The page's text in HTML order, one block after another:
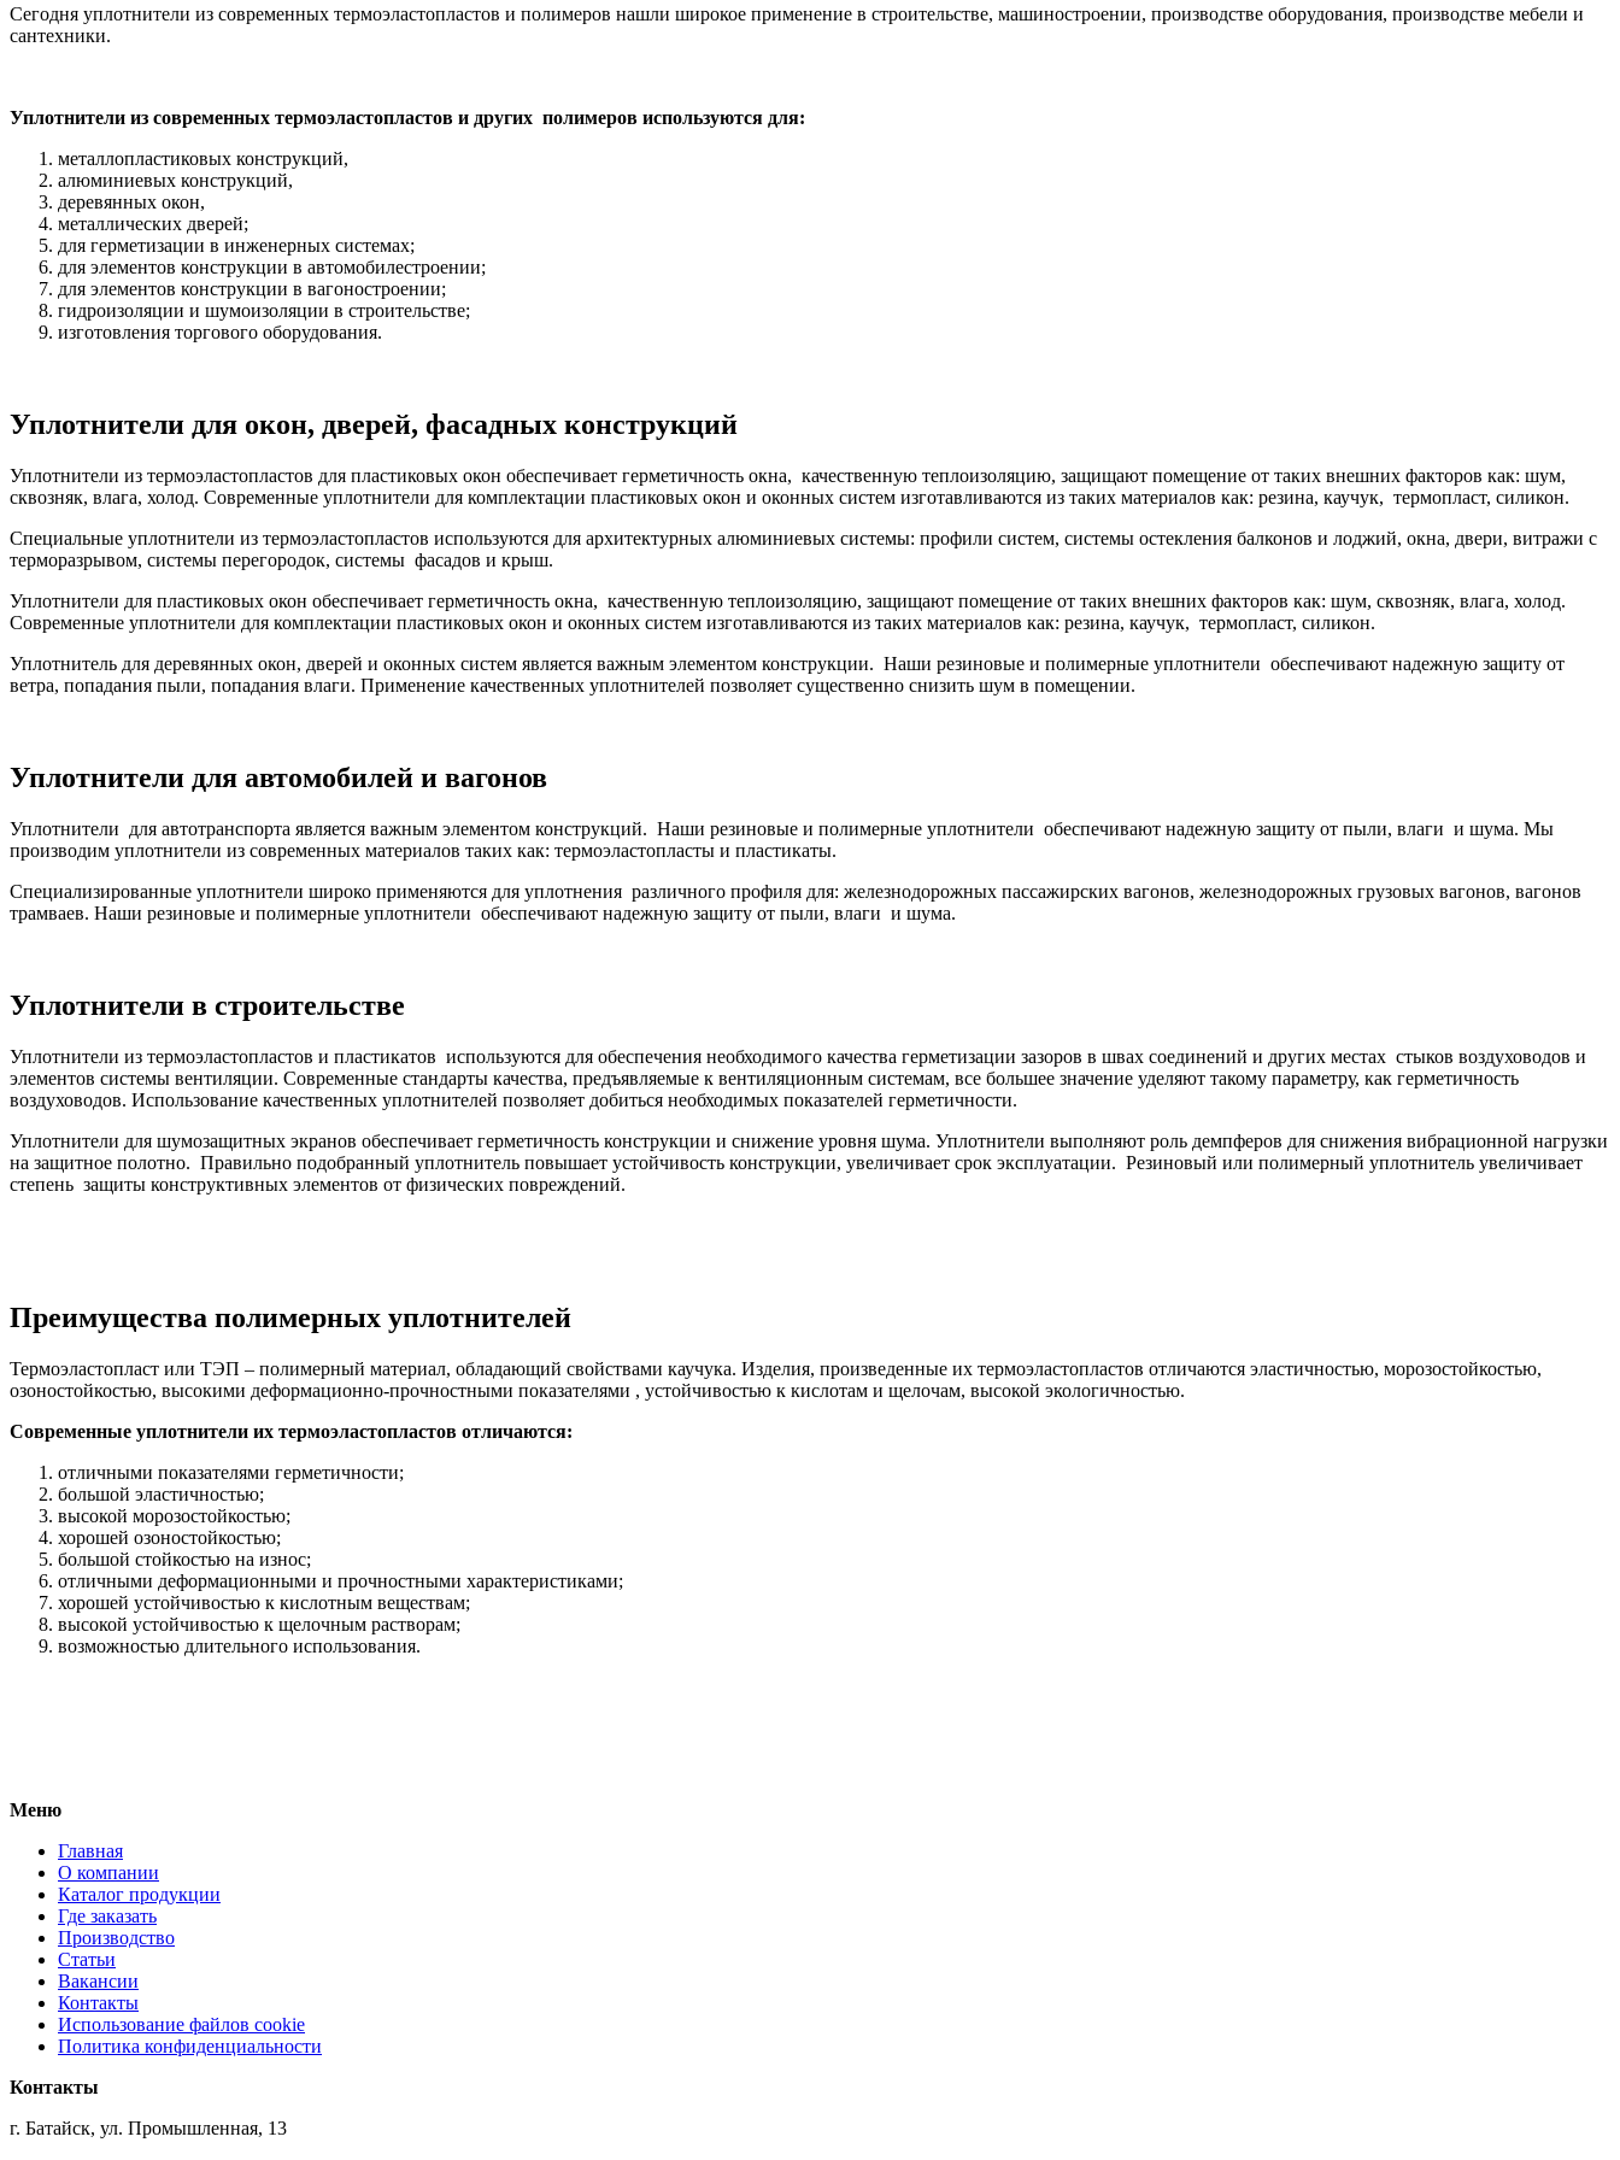
Сегодня уплотнители из современных термоэластопластов и полимеров нашли широкое применение в строительстве, машиностроении, производстве оборудования, производстве мебели и
сантехники.
Уплотнители из современных термоэластопластов и других полимеров используются для:
металлопластиковых конструкций,
алюминиевых конструкций,
деревянных окон,
металлических дверей;
для герметизации в инженерных системах;
для элементов конструкции в автомобилестроении;
для элементов конструкции в вагоностроении;
гидроизоляции и шумоизоляции в строительстве;
изготовления торгового оборудования.
Уплотнители для окон, дверей, фасадных конструкций
Уплотнители из термоэластопластов для пластиковых окон обеспечивает герметичность окна, качественную теплоизоляцию, защищают помещение от таких внешних факторов как: шум,
сквозняк, влага, холод. Современные уплотнители для комплектации пластиковых окон и оконных систем изготавливаются из таких материалов как: резина, каучук, термопласт, силикон.
Специальные уплотнители из термоэластопластов используются для архитектурных алюминиевых системы: профили систем, системы остекления балконов и лоджий, окна, двери, витражи с
терморазрывом, системы перегородок, системы фасадов и крыш.
Уплотнители для пластиковых окон обеспечивает герметичность окна, качественную теплоизоляцию, защищают помещение от таких внешних факторов как: шум, сквозняк, влага, холод.
Современные уплотнители для комплектации пластиковых окон и оконных систем изготавливаются из таких материалов как: резина, каучук, термопласт, силикон.
Уплотнитель для деревянных окон, дверей и оконных систем является важным элементом конструкции. Наши резиновые и полимерные уплотнители обеспечивают надежную защиту от
ветра, попадания пыли, попадания влаги. Применение качественных уплотнителей позволяет существенно снизить шум в помещении.
Уплотнители для автомобилей и вагонов
Уплотнители для автотранспорта является важным элементом конструкций. Наши резиновые и полимерные уплотнители обеспечивают надежную защиту от пыли, влаги и шума. Мы
производим уплотнители из современных материалов таких как: термоэластопласты и пластикаты.
Специализированные уплотнители широко применяются для уплотнения различного профиля для: железнодорожных пассажирских вагонов, железнодорожных грузовых вагонов, вагонов
трамваев. Наши резиновые и полимерные уплотнители обеспечивают надежную защиту от пыли, влаги и шума.
Уплотнители в строительстве
Уплотнители из термоэластопластов и пластикатов используются для обеспечения необходимого качества герметизации зазоров в швах соединений и других местах стыков воздуховодов и
элементов системы вентиляции. Современные стандарты качества, предъявляемые к вентиляционным системам, все большее значение уделяют такому параметру, как герметичность
воздуховодов. Использование качественных уплотнителей позволяет добиться необходимых показателей герметичности.
Уплотнители для шумозащитных экранов обеспечивает герметичность конструкции и снижение уровня шума. Уплотнители выполняют роль демпферов для снижения вибрационной нагрузки
на защитное полотно. Правильно подобранный уплотнитель повышает устойчивость конструкции, увеличивает срок эксплуатации. Резиновый или полимерный уплотнитель увеличивает
степень защиты конструктивных элементов от физических повреждений.
Преимущества полимерных уплотнителей
Термоэластопласт или ТЭП – полимерный материал, обладающий свойствами каучука. Изделия, произведенные их термоэластопластов отличаются эластичностью, морозостойкостью,
озоностойкостью, высокими деформационно-прочностными показателями , устойчивостью к кислотам и щелочам, высокой экологичностью.
Современные уплотнители их термоэластопластов отличаются:
отличными показателями герметичности;
большой эластичностью;
высокой морозостойкостью;
хорошей озоностойкостью;
большой стойкостью на износ;
отличными деформационными и прочностными характеристиками;
хорошей устойчивостью к кислотным веществам;
высокой устойчивостью к щелочным растворам;
возможностью длительного использования.
Меню
Главная
О компании
Каталог продукции
Где заказать
Производство
Статьи
Вакансии
Контакты
Использование файлов cookie
Политика конфиденциальности
Контакты
г. Батайск, ул. Промышленная, 13